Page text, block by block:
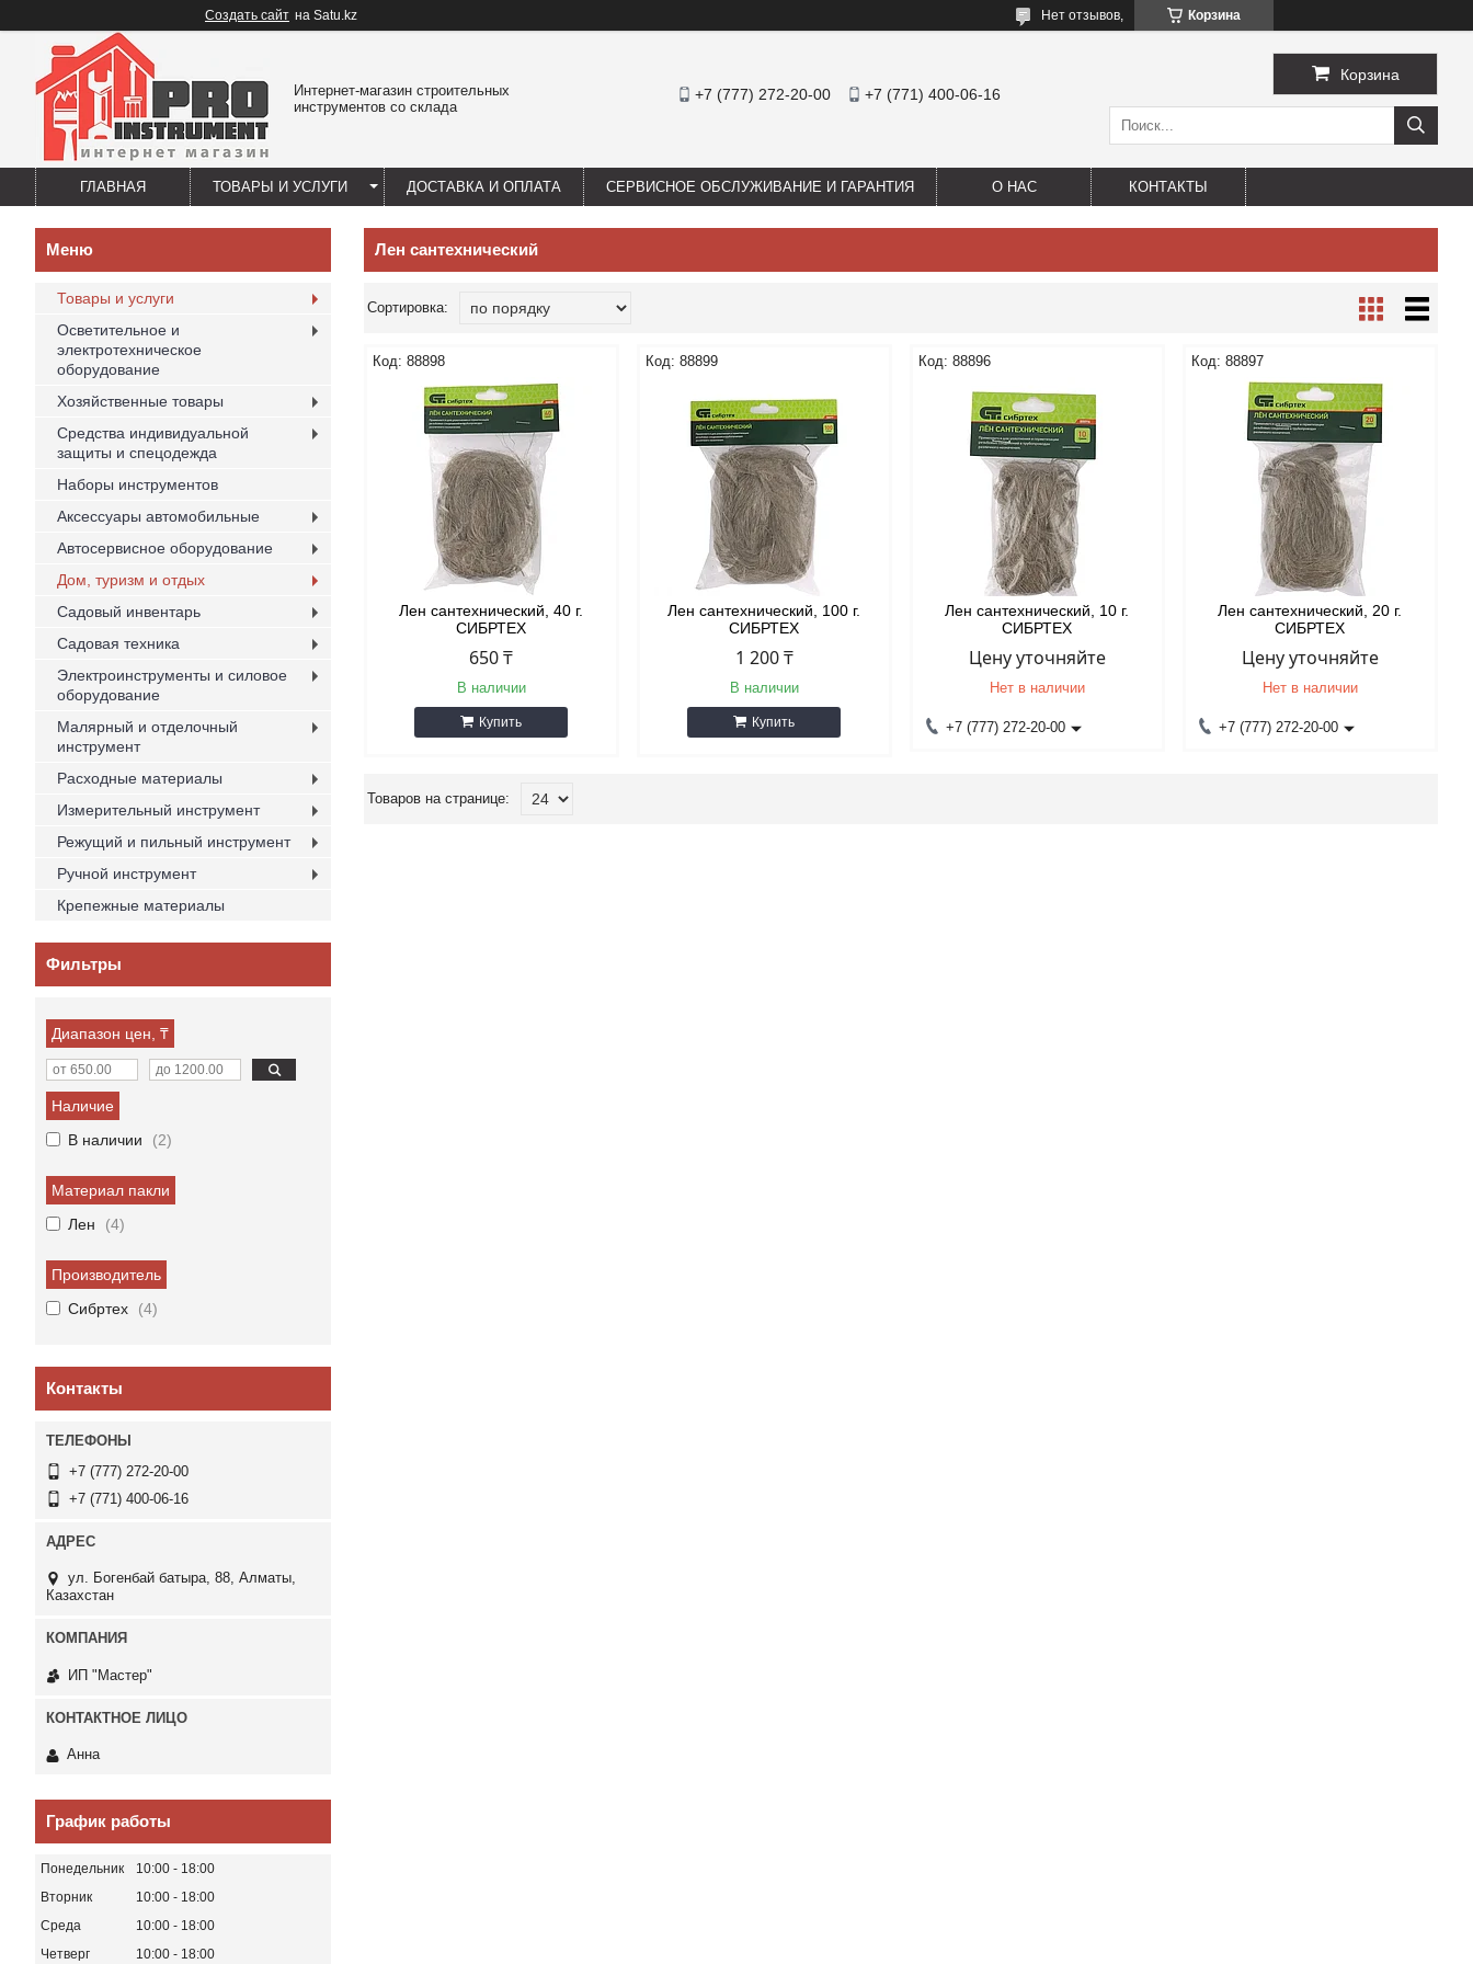
Создать сайт на Satu.kz Корзина
Нет отзывов,
Интернет-магазин строительных
инструментов со склада
+7 (777) 272-20-00 +7 (771) 400-06-16
Корзина
ГЛАВНАЯ ТОВАРЫ И УСЛУГИ ДОСТАВКА И ОПЛАТА СЕРВИСНОЕ ОБСЛУЖИВАНИЕ И ГАРАНТИЯ О НАС КОНТАКТЫ
Лен сантехнический
88898
Лен сантехнический, 40 г.
СИБРТЕХ
650 ₸
В наличии
Купить
88899
Лен сантехнический, 100 г.
СИБРТЕХ
1 200 ₸
В наличии
Купить
88896
Лен сантехнический, 10 г.
СИБРТЕХ
Цену уточняйте
Нет в наличии
+7 (777) 272-20-00
88897
Лен сантехнический, 20 г.
СИБРТЕХ
Цену уточняйте
Нет в наличии
+7 (777) 272-20-00
Товары и услуги
Осветительное и
электротехническое
оборудование
Хозяйственные товары
Средства индивидуальной
защиты и спецодежда
Наборы инструментов
Аксессуары автомобильные
Автосервисное оборудование
Дом, туризм и отдых
Садовый инвентарь
Садовая техника
Электроинструменты и силовое
оборудование
Малярный и отделочный
инструмент
Расходные материалы
Измерительный инструмент
Режущий и пильный инструмент
Ручной инструмент
Крепежные материалы
Фильтры
Диапазон цен, ₸
Наличие
В наличии
2
Материал пакли
Лен
4
Производитель
Сибртех
4
Контакты
+7 (777) 272-20-00
+7 (771) 400-06-16
ул. Богенбай батыра, 88, Алматы,
Казахстан
ИП "Мастер"
Анна
График работы
Понедельник 10:00
18:00
Вторник
10:00
18:00
Среда
10:00
18:00
Четверг
10:00 18:00